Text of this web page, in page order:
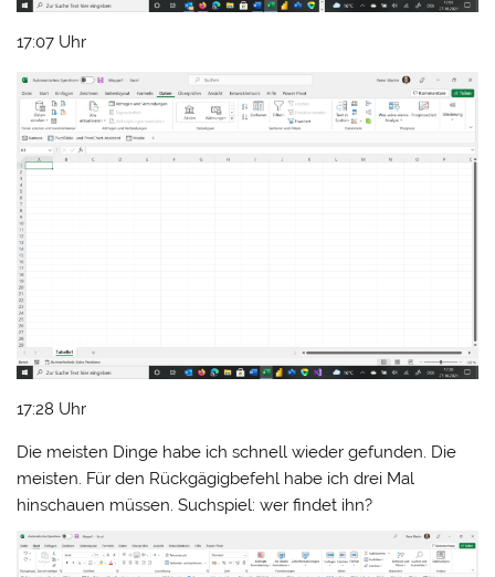
17:07 Uhr
17:28 Uhr
Die meisten Dinge habe ich schnell wieder gefunden. Die
meisten. Für den Rückgägigbefehl habe ich drei Mal
hinschauen müssen. Suchspiel: wer findet ihn?